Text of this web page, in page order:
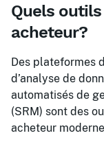
Quels
acheteur?
Des plateformes
d’analyse de
automatisés de
(SRM) sont des
acheteur